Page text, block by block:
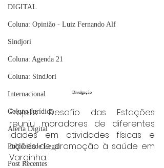
DIGITAL
Coluna: Opinião - Luiz Fernando Alf
Sindjori
Coluna: Agenda 21
Coluna: SindJori
Internacional
Coluna Jurídica
Alerta Digital
Publicidade Legal
Post Recentes
Divulgação
Projeto Desafio das Estações
reuniu moradores de diferentes
idades em atividades físicas e
ações de promoção à saúde em
Varginha.